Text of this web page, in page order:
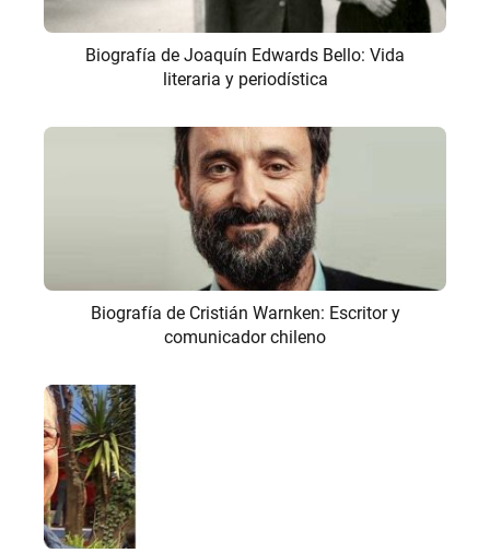
Biografía de Joaquín Edwards Bello: Vida
literaria y periodística
Biografía de Cristián Warnken: Escritor y
comunicador chileno